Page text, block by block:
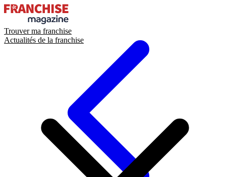
Trouver ma franchise
Actualités de la franchise